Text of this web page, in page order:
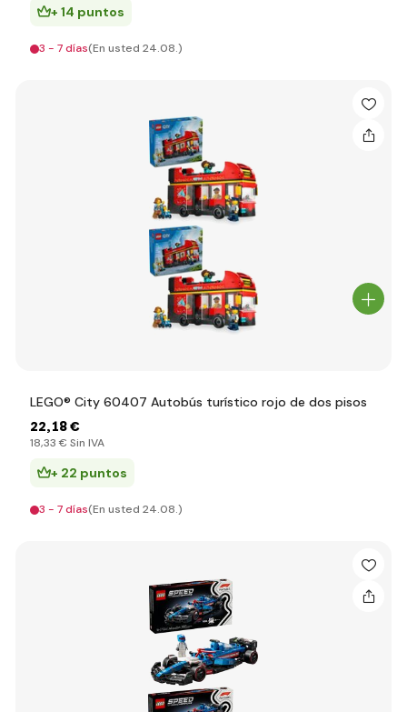
+ 14 puntos
3 - 7 días(En usted 24.08.)
LEGO® City 60407 Autobús turístico rojo de dos pisos
22,18 €
18,33 € Sin IVA
+ 22 puntos
3 - 7 días(En usted 24.08.)